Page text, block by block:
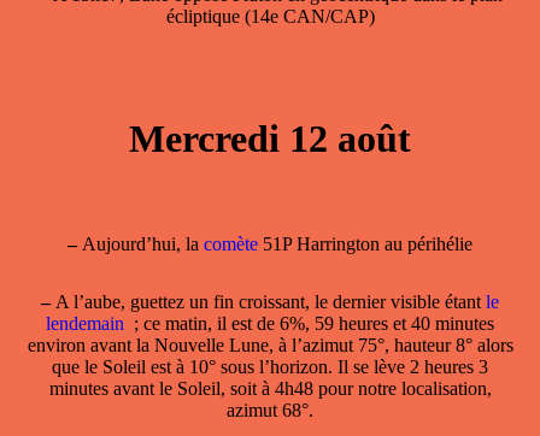
écliptique (14e CAN/CAP)
Mercredi 12 août
–Aujourd’hui, la comète 51P Harrington au périhélie
–A l’aube, guettez un fin croissant, le dernier visible étant le
lendemain ; ce matin, il est de 6%, 59 heures et 40 minutes
environ avant la Nouvelle Lune, à l’azimut 75°, hauteur 8° alors
que le Soleil est à 10° sous l’horizon. Il se lève 2 heures 3
minutes avant le Soleil, soit à 4h48 pour notre localisation,
azimut 68°.